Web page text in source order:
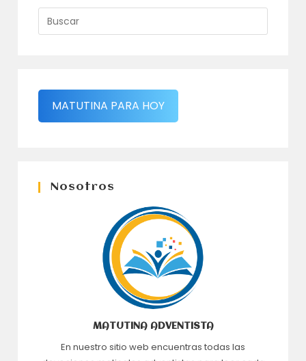
MATUTINA PARA HOY
Nosotros
MATUTINA ADVENTISTA
En nuestro sitio web encuentras todas las